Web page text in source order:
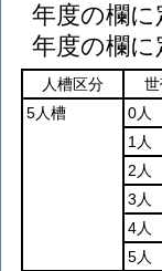
年度の欄
年度の欄
人槽区分
5人槽
0人
1人
2人
3人
4人
5人